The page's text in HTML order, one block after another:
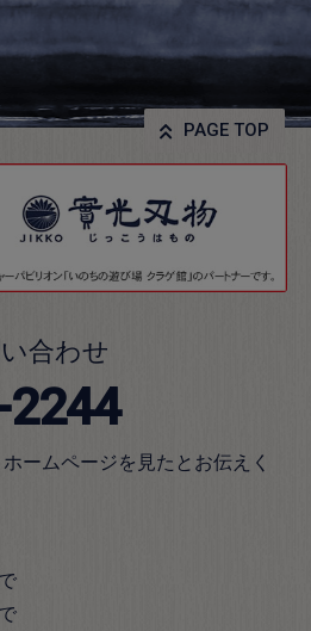
PAGE TOP
合わせ
ームページを見たとお伝えく